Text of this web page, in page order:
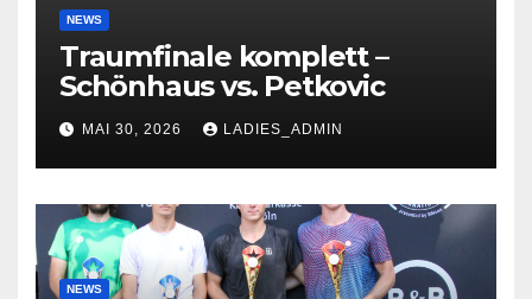
NEWS
Traumfinale komplett –
Schönhaus vs. Petkovic
MAI 30, 2026 LADIES_ADMIN
NEWS